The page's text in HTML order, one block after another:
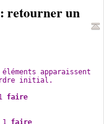
retourner un
apparaissent
initial.
faire
faire